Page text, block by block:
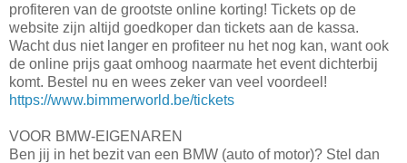
profiteren van de grootste online korting! Tickets op de
website zijn altijd goedkoper dan tickets aan de kassa.
Wacht dus niet langer en profiteer nu het nog kan, want ook
de online prijs gaat omhoog naarmate het event dichterbij
komt. Bestel nu en wees zeker van veel voordeel!
https://www.bimmerworld.be/tickets
VOOR BMW-EIGENAREN
Ben jij in het bezit van een BMW (auto of motor)? Stel dan